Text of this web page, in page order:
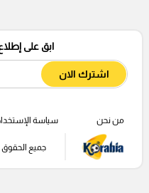
ابق على إطلاع
اشترك الان
من نحن سياسة
جميع الحقوق